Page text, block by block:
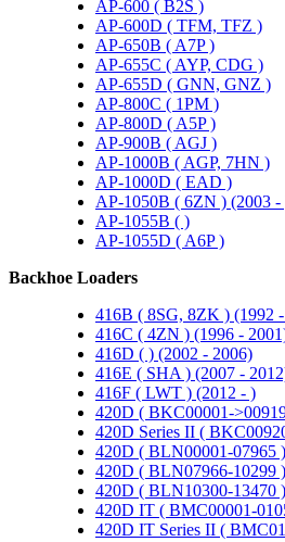
AP-600 ( B2S )
AP-600D ( TFM, TFZ )
AP-650B ( A7P )
AP-655C ( AYP, CDG )
AP-655D ( GNN, GNZ )
AP-800C ( 1PM )
AP-800D ( A5P )
AP-900B ( AGJ )
AP-1000B ( AGP, 7HN )
AP-1000D ( EAD )
AP-1050B ( 6ZN ) (2003 -
AP-1055B ( )
AP-1055D ( A6P )
Backhoe Loaders
416B ( 8SG, 8ZK ) (1992
416C ( 4ZN ) (1996 -
416D ( ) (2002 - 2006)
416E ( SHA ) (2007 -
416F ( LWT ) (2012 - )
420D ( BKC00001-
420D Series II (
420D ( BLN00001-07965
420D ( BLN07966-10299
420D ( BLN10300-13470
420D IT ( BMC00001-
420D IT Series II (